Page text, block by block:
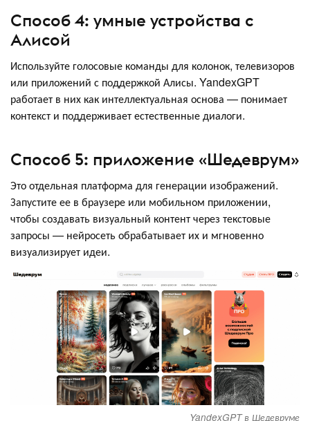
Способ 4: умные устройства с
Алисой
Используйте голосовые команды для колонок, телевизоров
или приложений с поддержкой Алисы. YandexGPT
работает в них как интеллектуальная основа — понимает
контекст и поддерживает естественные диалоги.
Способ 5: приложение «Шедеврум»
Это отдельная платформа для генерации изображений.
Запустите ее в браузере или мобильном приложении,
чтобы создавать визуальный контент через текстовые
запросы — нейросеть обрабатывает их и мгновенно
визуализирует идеи.
YandexGPT в Шедевруме